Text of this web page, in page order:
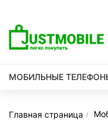
МОБИЛЬНЫЕ
Главная страница